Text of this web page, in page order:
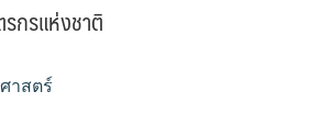
กรแห่งชาติ
าสตร์